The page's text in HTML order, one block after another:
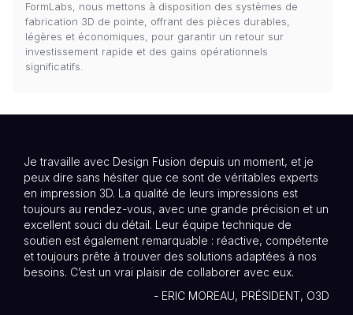
FormLabs, nous mettons à disposition des systèmes de
fabrication 3D de pointe, offrant des pièces durables,
légères et économiques, pour garantir un retour sur
investissement rapide et des gains opérationnels
significatifs.
Je travaille avec Design Fusion depuis un moment, et je
peux dire sans hésiter que ce sont de véritables experts
en impression 3D. La qualité de leurs impressions est
toujours au rendez-vous, avec une grande précision et un
excellent souci du détail. Leur équipe technique de
soutien est également remarquable : réactive, compétente
et toujours prête à trouver des solutions adaptées à nos
besoins. C’est un vrai plaisir de collaborer avec eux.
- ERIC MOREAU, PRÉSIDENT, O3D